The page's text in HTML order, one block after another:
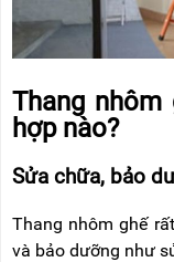
Thang
hợp nào?
Sửa chữa, bảo
Thang nhôm ghế
và bảo dưỡng như